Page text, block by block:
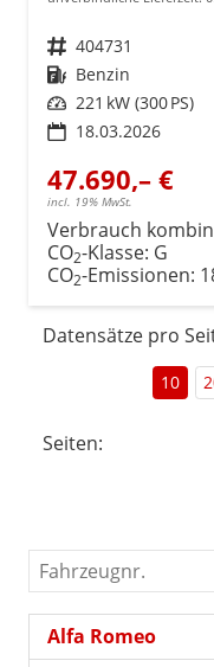
Fahrzeugnr. 404731
Kraftstoff Benzin
Leistung 221 kW (300 PS)
18.03.2026
47.690,– €
incl. 19% MwSt.
Verbrauch
CO2-Klasse: G
CO2-Emissionen:
Datensätze pro
10
Seiten:
Fahrzeugnr.
Alfa Romeo